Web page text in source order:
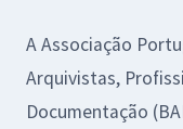
A Associação
Arquivistas,
Documentação